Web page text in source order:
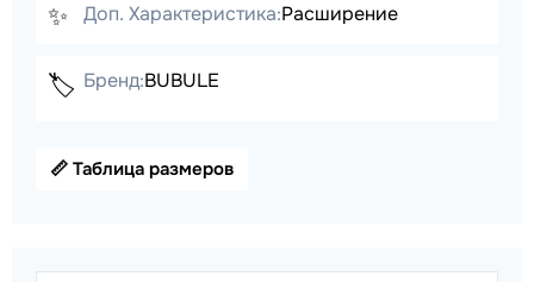
✨ Доп. Характеристика:Расширение
🏷️ Бренд:BUBULE
📏 Таблица размеров